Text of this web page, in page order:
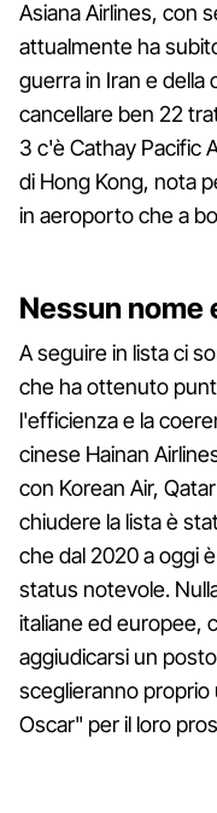
Asiana Airlines, con
attualmente ha
guerra in Iran e
cancellare ben 22
3 c'è Cathay Pacific
di Hong Kong, nota
in aeroporto che a
Nessun nome
A seguire in lista ci
che ha ottenuto
l'efficienza e la
cinese Hainan
con Korean Air,
chiudere la lista è
che dal 2020 a oggi
status notevole.
italiane ed europee,
aggiudicarsi un
sceglieranno
Oscar" per il loro